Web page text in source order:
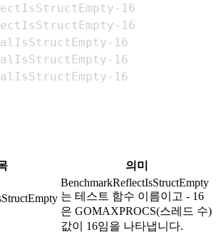
의미
BenchmarkReflectIsStructEmpty
는 테스트 함수 이름이고 - 16
은 GOMAXPROCS(스레드 수)
값이 16임을 나타냅니다.